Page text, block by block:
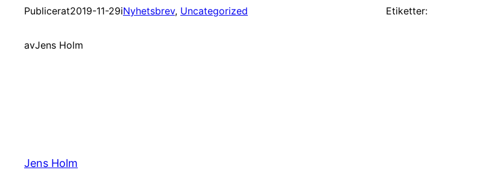
Publicerat2019-11-29iNyhetsbrev, Uncategorized
avJens Holm
Etiketter:
Jens Holm